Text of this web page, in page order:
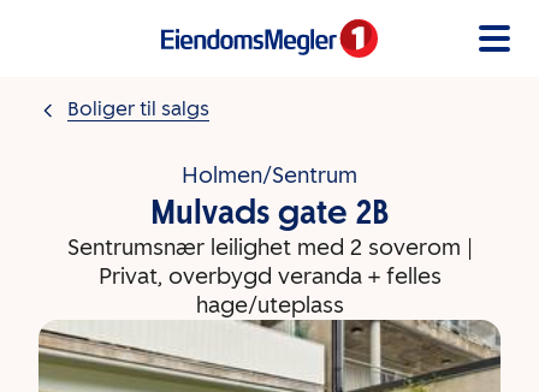
Boliger til salgs
Holmen/Sentrum
Mulvads gate 2B
Sentrumsnær leilighet med 2 soverom |
Privat, overbygd veranda + felles
hage/uteplass